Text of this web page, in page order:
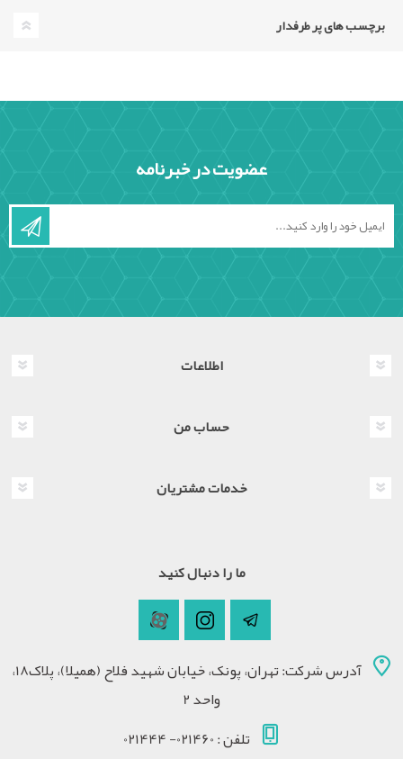
برچسب های پر طرفدار
عضویت در خبرنامه
اطلاعات
حساب من
خدمات مشتریان
ما را دنبال کنید
آدرس شرکت: تهران، پونک، خیابان شهید فلاح (همیلا)، پلاک18،
واحد 2
تلفن : 021460- 021444